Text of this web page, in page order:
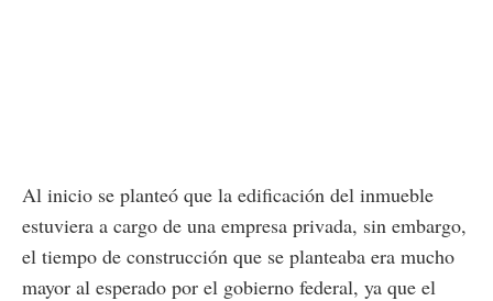
Al inicio se planteó que la edificación del inmueble
estuviera a cargo de una empresa privada, sin embargo,
el tiempo de construcción que se planteaba era mucho
mayor al esperado por el gobierno federal, ya que el